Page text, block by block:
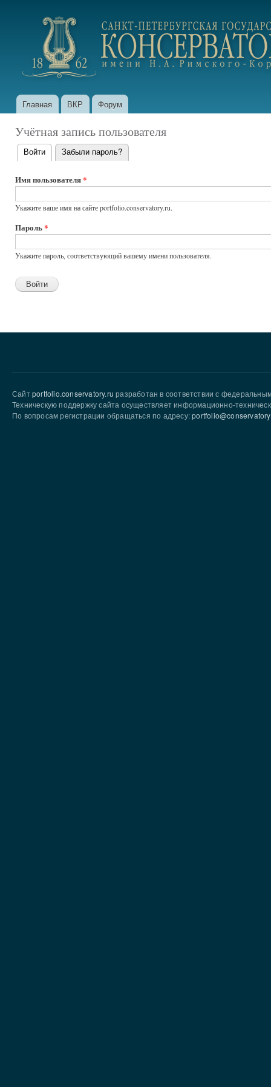
portfolio.conservatory.ru
Главное меню
Главная ВКР Форум
Учётная запись пользователя
Главные
вкладки
Войти (активная вкладка)
Забыли пароль?
Имя пользователя*
Укажите ваше имя на сайте portfolio.conservatory.ru.
Пароль*
Укажите пароль, соответствующий вашему имени пользователя.
Сайтportfolio.conservatory.ru разработан в соответствии с
Техническую поддержку сайта осуществляет информационно-
По вопросам регистрации обращаться по адресу: